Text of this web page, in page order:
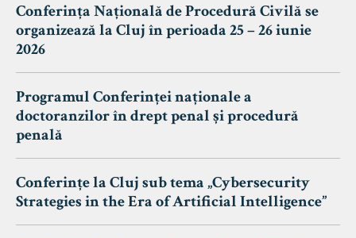
Conferința Națională de Procedură Civilă se
organizează la Cluj în perioada 25 – 26 iunie
2026
Programul Conferinței naționale a
doctoranzilor în drept penal și procedură
penală
Conferințe la Cluj sub tema „Cybersecurity
Strategies in the Era of Artificial Intelligence”